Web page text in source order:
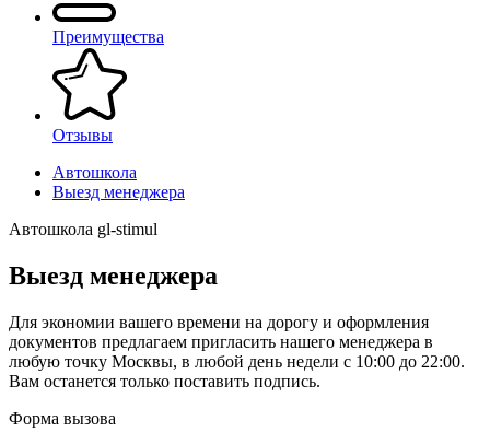
Преимущества
Отзывы
Автошкола
Выезд менеджера
Автошкола gl-stimul
Выезд менеджера
Для экономии вашего времени на дорогу и оформления
документов предлагаем пригласить нашего менеджера в
любую точку Москвы, в любой день недели с 10:00 до 22:00.
Вам останется только поставить подпись.
Форма вызова